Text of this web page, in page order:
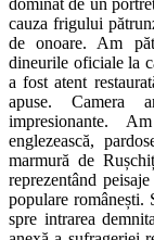
dominat de un
cauza frigului
de onoare. Am
dineurile oficiale la
a fost atent
apuse. Camera
impresionante.
englezească,
marmură de
reprezentând
populare românești.
spre intrarea